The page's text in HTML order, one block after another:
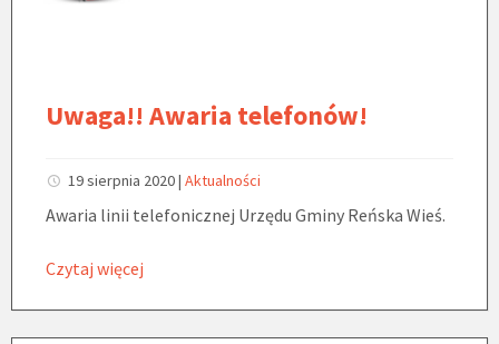
Uwaga!! Awaria telefonów!
19 sierpnia 2020| Aktualności
Awaria linii telefonicznej Urzędu Gminy Reńska Wieś.
Czytaj więcej